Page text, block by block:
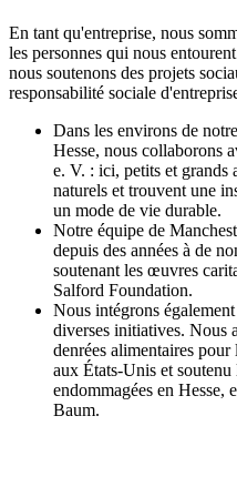
En tant qu'entreprise, nous
les personnes qui nous
nous soutenons des projets
responsabilité sociale
Dans les environs de
Hesse, nous collaborons
e. V. : ici, petits et grands
naturels et trouvent une
un mode de vie durable.
Notre équipe de
depuis des années à de
soutenant les œuvres
Salford Foundation.
Nous intégrons
diverses initiatives. Nous
denrées alimentaires
aux États-Unis et soutenu
endommagées en Hesse,
Baum.